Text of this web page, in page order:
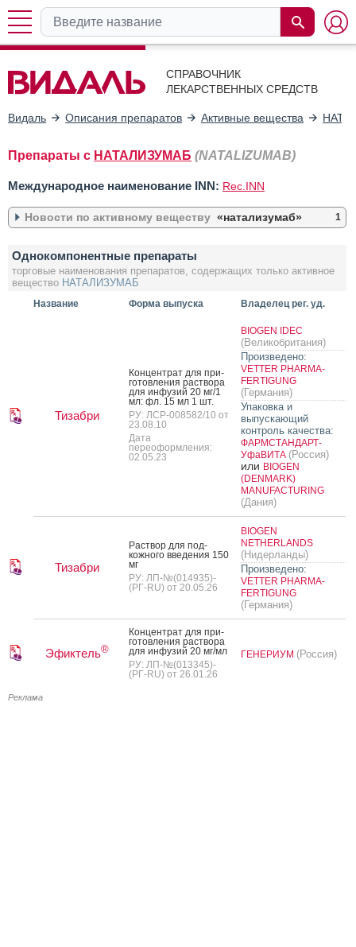
СПРАВОЧНИК
ЛЕКАРСТВЕННЫХ СРЕДСТВ
Видаль Описания препаратов Активные вещества
Препараты с НАТАЛИЗУМАБ (NATALIZUMAB)
Международное наименование INN: Rec.INN
Новости по активному веществу «натализумаб» 1
лечения рассеянного склероза
10.07.2015
Однокомпонентные препараты
торговые наименования препаратов, содержащих только активное
вещество НАТАЛИЗУМАБ
Название Форма выпуска Владелец рег. уд.
Тизабри
Кон­цен­трат для при­
готов­ле­ния рас­тво­ра
для ин­фу­зий 20 мг/1
мл: фл. 15 мл 1 шт.
РУ: ЛСР-008582/10 от
23.08.10
Дата
переоформления:
02.05.23
BIOGEN IDEC
(Великобритания)
Произведено:
VETTER PHARMA-
FERTIGUNG
(Германия)
Упаковка и
выпускающий
контроль качества:
ФАРМСТАНДАРТ-
УфаВИТА (Россия)
или BIOGEN
(DENMARK)
MANUFACTURING
(Дания)
Тизабри
Рас­твор для под­
кожно­го вве­дения 150
мг
РУ: ЛП-№(014935)-
(РГ-RU) от 20.05.26
BIOGEN
NETHERLANDS
(Нидерланды)
Произведено:
VETTER PHARMA-
FERTIGUNG
(Германия)
Эфиктель®
Кон­цен­трат для при­
готов­ле­ния рас­тво­ра
для ин­фу­зий 20 мг/мл
РУ: ЛП-№(013345)-
(РГ-RU) от 26.01.26
ГЕНЕРИУМ (Россия)
Реклама